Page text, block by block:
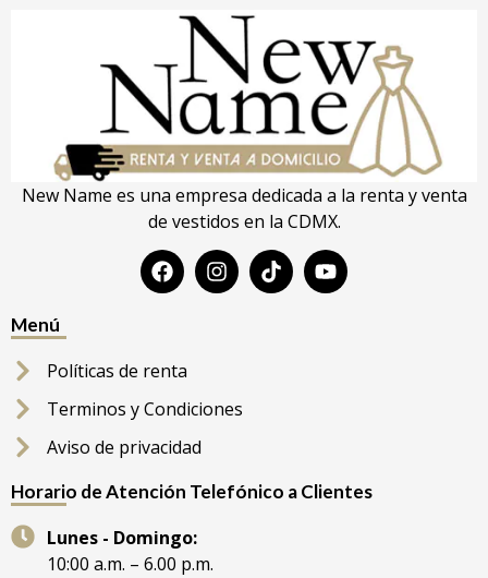
New Name es una empresa dedicada a la renta y venta
de vestidos en la CDMX.
Menú
Políticas de renta
Terminos y Condiciones
Aviso de privacidad
Horario de Atención Telefónico a Clientes
Lunes - Domingo:
10:00 a.m. – 6.00 p.m.